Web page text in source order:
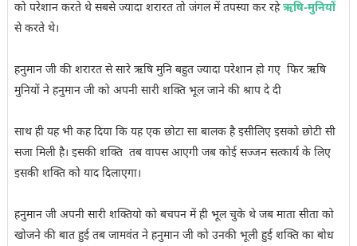
को परेशान करते थे सबसे ज्यादा शरारत तो जंगल में तपस्या कर रहेऋषि-मुनियों
से करते थे।
हनुमान जी की शरारत से सारे ऋषि मुनि बहुत ज्यादा परेशान हो गए फिर ऋषि
मुनियों ने हनुमान जी को अपनी सारी शक्ति भूल जाने की श्राप दे दी
साथ ही यह भी कह दिया कि यह एक छोटा सा बालक है इसीलिए इसको छोटी सी
सजा मिली है। इसकी शक्ति तब वापस आएगी जब कोई सज्जन सत्कार्य के लिए
इसकी शक्ति को याद दिलाएगा।
हनुमान जी अपनी सारी शक्तियो को बचपन में ही भूल चुके थे जब माता सीता को
खोजने की बात हुई तब जामवंत ने हनुमान जी को उनकी भूली हुई शक्ति का बोध